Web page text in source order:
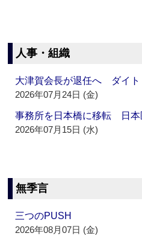
人事・組織
大津賀会長が退任へ ダイト
2026年07月24日 (金)
事務所を日本橋に移転 日本
2026年07月15日 (水)
無季言
三つのPUSH
2026年08月07日 (金)